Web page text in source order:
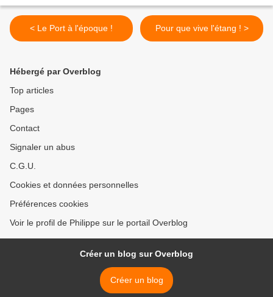
< Le Port à l'époque ! Pour que vive l'étang ! >
Hébergé par Overblog
Top articles
Pages
Contact
Signaler un abus
C.G.U.
Cookies et données personnelles
Préférences cookies
Voir le profil de Philippe sur le portail Overblog
Créer un blog sur Overblog
Créer un blog